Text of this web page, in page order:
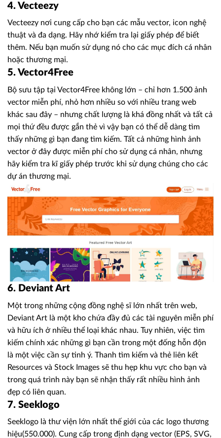
4. Vecteezy
Vecteezy nơi cung cấp cho bạn các mẫu vector, icon nghệ
thuật và đa dạng. Hãy nhớ kiểm tra lại giấy phép để biết
thêm. Nếu bạn muốn sử dụng nó cho các mục đích cá nhân
hoặc thương mại.
5. Vector4Free
Bộ sưu tập tại Vector4Free không lớn – chỉ hơn 1.500 ảnh
vector miễn phí, nhỏ hơn nhiều so với nhiều trang web
khác sau đây – nhưng chất lượng là khá đồng nhất và tất cả
mọi thứ đều được gắn thẻ vì vậy bạn có thể dễ dàng tìm
thấy những gì bạn đang tìm kiếm. Tất cả những hình ảnh
vector ở đây được miễn phí cho sử dụng cá nhân, nhưng
hãy kiểm tra kĩ giấy phép trước khi sử dụng chúng cho các
dự án thương mại.
6. Deviant Art
Một trong những cộng đồng nghệ sĩ lớn nhất trên web,
Deviant Art là một kho chứa đầy đủ các tài nguyên miễn phí
và hữu ích ở nhiều thể loại khác nhau. Tuy nhiên, việc tìm
kiếm chính xác những gì bạn cần trong một đống hỗn độn
là một việc cần sự tinh ý. Thanh tìm kiếm và thẻ liên kết
Resources và Stock Images sẽ thu hẹp khu vực cho bạn và
trong quá trình này bạn sẽ nhận thấy rất nhiều hình ảnh
đẹp có liên quan.
7. Seeklogo
Seeklogo là thư viện lớn nhất thế giới của các logo thương
hiệu(550.000). Cung cấp trong định dạng vector (EPS, SVG,